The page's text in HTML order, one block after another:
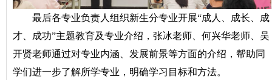
最后各专业负责人组织新生分专业开展“成人、成长、成
才、成功”主题教育及专业介绍，张冰老师、何兴华老师、吴
开贤老师通过对专业内涵、发展前景等方面的介绍，帮助同
学们进一步了解所学专业，明确学习目标和方法。